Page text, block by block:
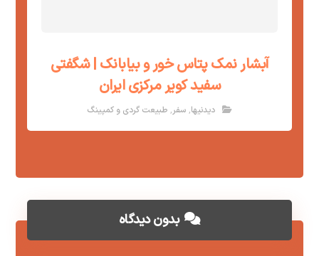
آبشار نمک پتاس خور و بیابانک | شگفتی
سفید کویر مرکزی ایران
دیدنیها, سفر, طبیعت گردی و کمپینگ
بدون دیدگاه